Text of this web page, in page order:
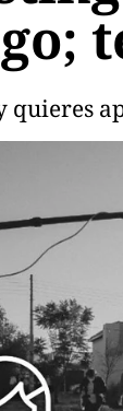
quieres